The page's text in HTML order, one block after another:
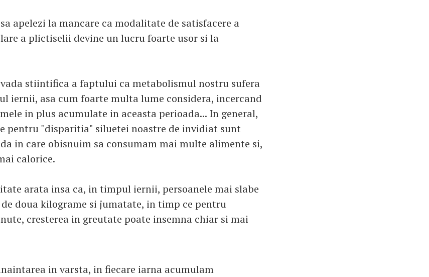
apelezi la mancare ca modalitate de satisfacere a
a plictiselii devine un lucru foarte usor si la
stiintifica a faptului ca metabolismul nostru sufera
iernii, asa cum foarte multa lume considera, incercand
in plus acumulate in aceasta perioada... In general,
pentru "disparitia" siluetei noastre de invidiat sunt
in care obisnuim sa consumam mai multe alimente si,
calorice.
arata insa ca, in timpul iernii, persoanele mai slabe
doua kilograme si jumatate, in timp ce pentru
cresterea in greutate poate insemna chiar si mai
in varsta, in fiecare iarna acumulam